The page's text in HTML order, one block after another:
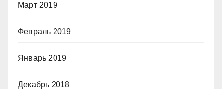
Март 2019
Февраль 2019
Январь 2019
Декабрь 2018